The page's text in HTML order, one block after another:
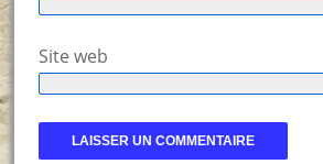
Site web